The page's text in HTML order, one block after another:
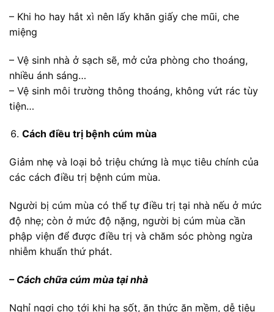
– Khi ho hay hắt xì nên lấy khăn giấy che mũi, che
miệng
– Vệ sinh nhà ở sạch sẽ, mở cửa phòng cho thoáng,
nhiều ánh sáng…
– Vệ sinh môi trường thông thoáng, không vứt rác tùy
tiện…
Cách điều trị bệnh cúm mùa
Giảm nhẹ và loại bỏ triệu chứng là mục tiêu chính của
các cách điều trị bệnh cúm mùa.
Người bị cúm mùa có thể tự điều trị tại nhà nếu ở mức
độ nhẹ; còn ở mức độ nặng, người bị cúm mùa cần
phập viện để được điều trị và chăm sóc phòng ngừa
nhiễm khuẩn thứ phát.
– Cách chữa cúm mùa tại nhà
Nghỉ ngơi cho tới khi hạ sốt, ăn thức ăn mềm, dễ tiêu